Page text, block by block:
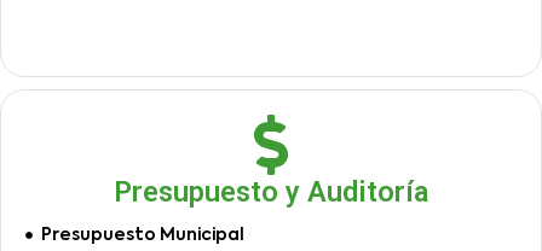
Presupuesto y Auditoría
Presupuesto Municipal